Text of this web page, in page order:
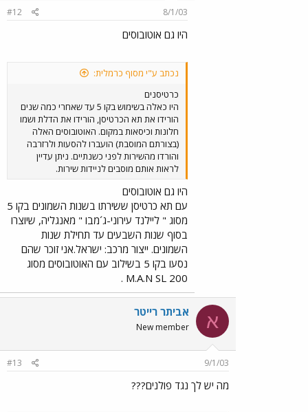
8/1/03
#12
היו גם אוטובוסים
נכתב ע"י מסוף כרמלית:
כרטיסנים
היו כאלה בשימוש בקו 5 עד שאחרי כמה שנים
הורידו את תא הכרטיסן, הורידו את הדלת ושמו
חלונות וכיסאות במקום. האוטובוסים האלה
(בצורתם המוסבת) הועברו להסעות ולרזרבה
והורדו מהשירות לפני כשנתיים. ניתן עדיין
לראות אותם מוסבים לניידות שירות.
היו גם אוטובוסים
עם תא כרטיסן ששירתו בשנות השמונים בקו 5
מסוג " ליילנד עירוני-ג´מבו " מאנגליה, שיוצרו
בסוף שנות השבעים עד תחילת שנות
השמונים. ייצור מרכב: ישראל.אני זוכר שהם
נסעו בקו 5 בשילוב עם האוטובוסים מסוג
M.A.N SL 200 .
א אביתר רייטר
New member
9/1/03
#13
מה יש לך נגד פולנים???